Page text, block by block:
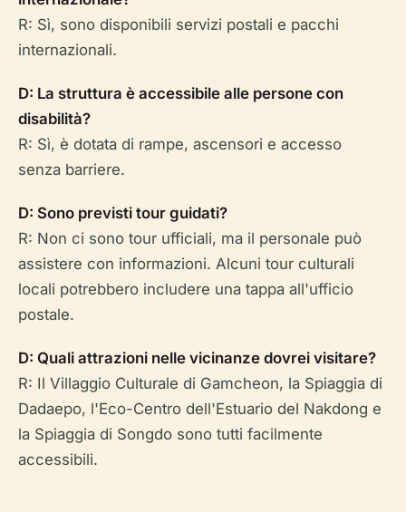
R: Sì, sono disponibili servizi postali e pacchi
internazionali.
D: La struttura è accessibile alle persone con
disabilità?
R: Sì, è dotata di rampe, ascensori e accesso
senza barriere.
D: Sono previsti tour guidati?
R: Non ci sono tour ufficiali, ma il personale può
assistere con informazioni. Alcuni tour culturali
locali potrebbero includere una tappa all'ufficio
postale.
D: Quali attrazioni nelle vicinanze dovrei visitare?
R: Il Villaggio Culturale di Gamcheon, la Spiaggia di
Dadaepo, l'Eco-Centro dell'Estuario del Nakdong e
la Spiaggia di Songdo sono tutti facilmente
accessibili.